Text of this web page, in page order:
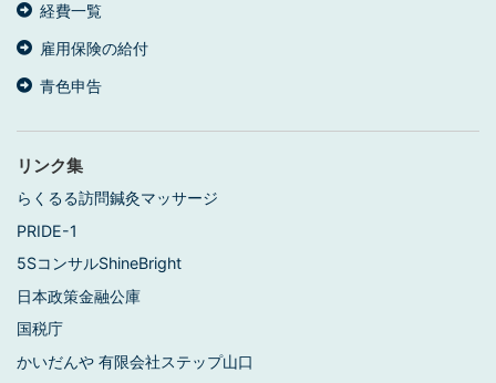
経費一覧
雇用保険の給付
青色申告
リンク集
らくるる訪問鍼灸マッサージ
PRIDE-1
5SコンサルShineBright
日本政策金融公庫
国税庁
かいだんや 有限会社ステップ山口